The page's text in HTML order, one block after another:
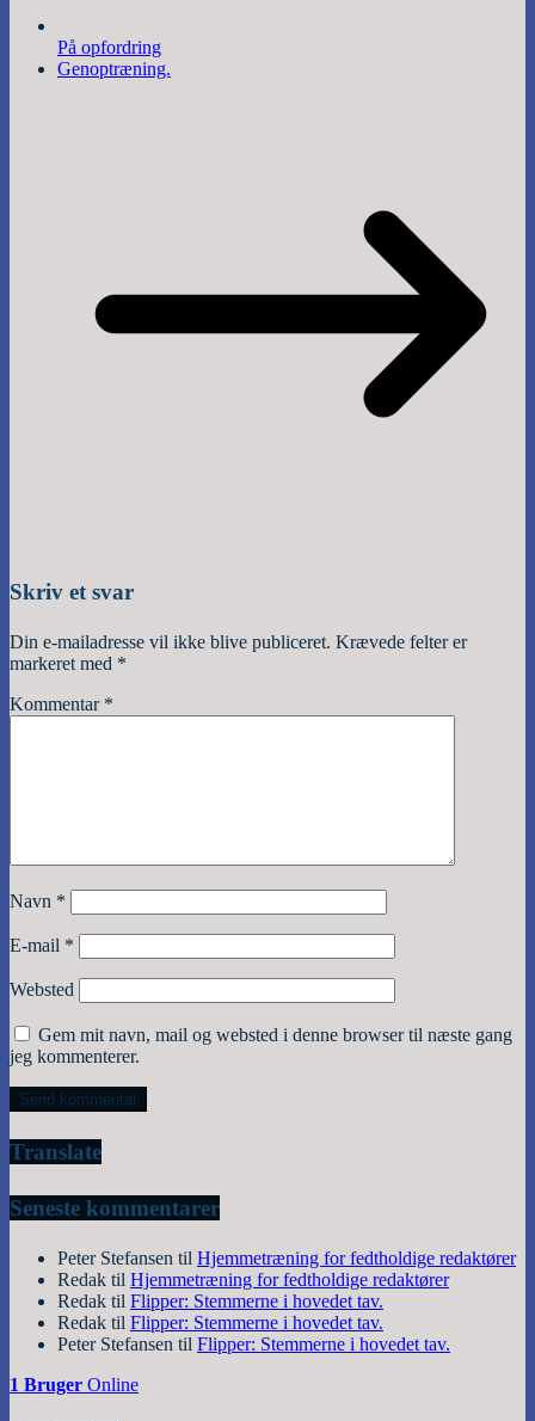
På opfordring
Genoptræning.
Skriv et svar
Din e-mailadresse vil ikke blive publiceret. Krævede felter er
markeret med *
Kommentar *
Navn *
E-mail *
Websted
Gem mit navn, mail og websted i denne browser til næste gang
jeg kommenterer.
Translate
Seneste kommentarer
Peter Stefansen til Hjemmetræning for fedtholdige redaktører
Redak til Hjemmetræning for fedtholdige redaktører
Redak til Flipper: Stemmerne i hovedet tav.
Redak til Flipper: Stemmerne i hovedet tav.
Peter Stefansen til Flipper: Stemmerne i hovedet tav.
1 Bruger Online